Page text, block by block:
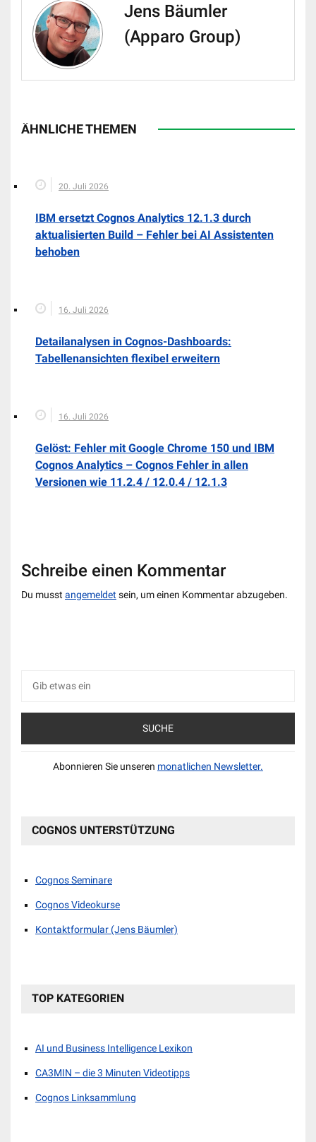
Jens Bäumler
(Apparo Group)
ÄHNLICHE THEMEN
20. Juli 2026
IBM ersetzt Cognos Analytics 12.1.3 durch
aktualisierten Build – Fehler bei AI Assistenten
behoben
16. Juli 2026
Detailanalysen in Cognos-Dashboards:
Tabellenansichten flexibel erweitern
16. Juli 2026
Gelöst: Fehler mit Google Chrome 150 und IBM
Cognos Analytics – Cognos Fehler in allen
Versionen wie 11.2.4 / 12.0.4 / 12.1.3
Schreibe einen Kommentar
Du musst angemeldet sein, um einen Kommentar abzugeben.
nach:
Abonnieren Sie unseren monatlichen Newsletter.
COGNOS UNTERSTÜTZUNG
Cognos Seminare
Cognos Videokurse
Kontaktformular (Jens Bäumler)
TOP KATEGORIEN
AI und Business Intelligence Lexikon
CA3MIN – die 3 Minuten Videotipps
Cognos Linksammlung